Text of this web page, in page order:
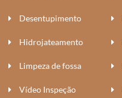
Desentupimento
Hidrojateamento
Limpeza de fossa
Vídeo Inspeção